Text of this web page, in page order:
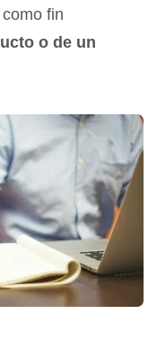
fin
o de un